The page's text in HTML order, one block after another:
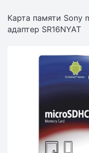
Карта памяти Sony
адаптер SR16NYAT